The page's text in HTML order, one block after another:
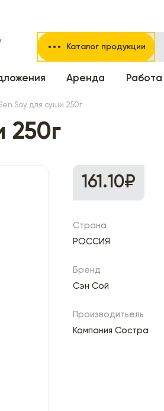
Каталог продукции
Аренда
Soy для суши 250г
250г
161.10₽
Страна
РОССИЯ
Бренд
Сэн Сой
Производитьель
Компания Состра